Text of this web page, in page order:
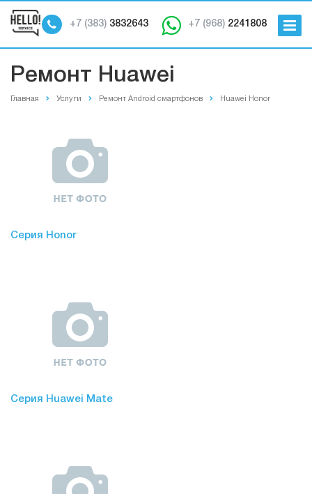
+7 (968) 2241808
+7 (383) 3832643
Ремонт Huawei
Главная Услуги Ремонт Android смартфонов Huawei Honor
Серия Honor
Серия Huawei Mate